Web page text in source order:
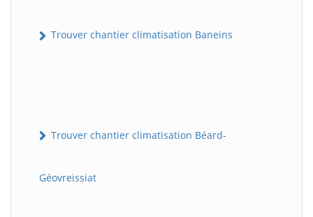
Trouver chantier climatisation Baneins
Trouver chantier climatisation Béard-
Géovreissiat